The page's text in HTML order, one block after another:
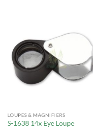
LOUPES & MAGNIFIERS
S-1638 14x Eye Loupe